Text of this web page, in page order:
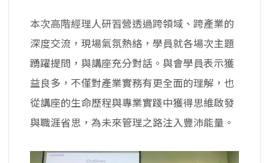
本次高階經理人研習營透過跨領域、跨產業的
深度交流，現場氣氛熱絡，學員就各場次主題
踴躍提問，與講座充分對話。與會學員表示獲
益良多，不僅對產業實務有更全面的理解，也
從講座的生命歷程與專業實踐中獲得思維啟發
與職涯省思，為未來管理之路注入豐沛能量。